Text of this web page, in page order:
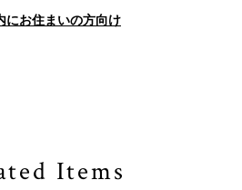
にお住まいの方向け
Items